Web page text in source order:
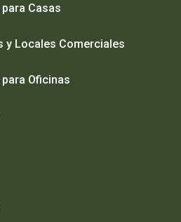
Casas
y Locales Comerciales
Oficinas